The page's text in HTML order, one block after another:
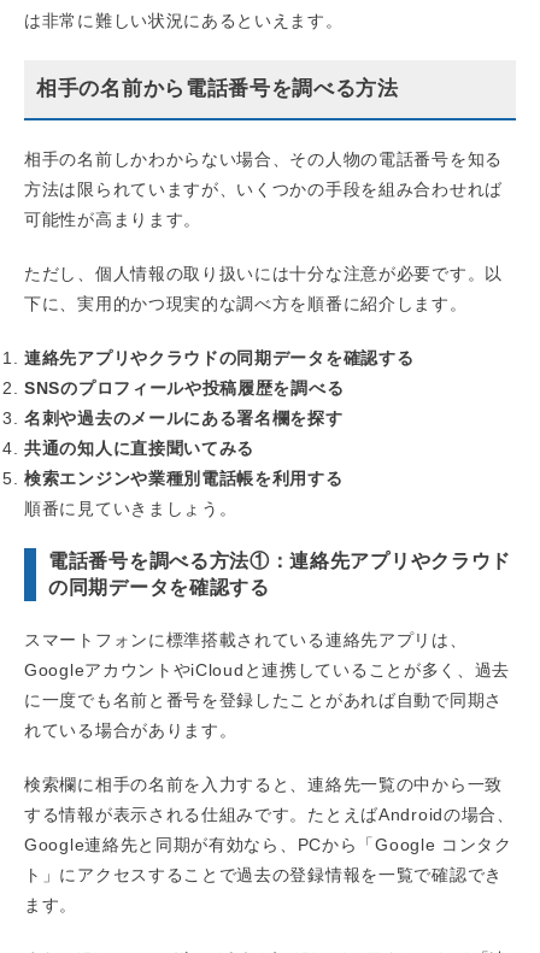
は非常に難しい状況にあるといえます。
相手の名前から電話番号を調べる方法
相手の名前しかわからない場合、その人物の電話番号を知る
方法は限られていますが、いくつかの手段を組み合わせれば
可能性が高まります。
ただし、個人情報の取り扱いには十分な注意が必要です。以
下に、実用的かつ現実的な調べ方を順番に紹介します。
連絡先アプリやクラウドの同期データを確認する
SNSのプロフィールや投稿履歴を調べる
名刺や過去のメールにある署名欄を探す
共通の知人に直接聞いてみる
検索エンジンや業種別電話帳を利用する
順番に見ていきましょう。
電話番号を調べる方法①：連絡先アプリやクラウド
の同期データを確認する
スマートフォンに標準搭載されている連絡先アプリは、
GoogleアカウントやiCloudと連携していることが多く、過去
に一度でも名前と番号を登録したことがあれば自動で同期さ
れている場合があります。
検索欄に相手の名前を入力すると、連絡先一覧の中から一致
する情報が表示される仕組みです。たとえばAndroidの場合、
Google連絡先と同期が有効なら、PCから「Google コンタク
ト」にアクセスすることで過去の登録情報を一覧で確認でき
ます。